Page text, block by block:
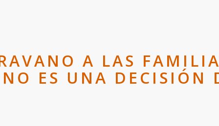
A LAS
ES UNA DECISIÓN